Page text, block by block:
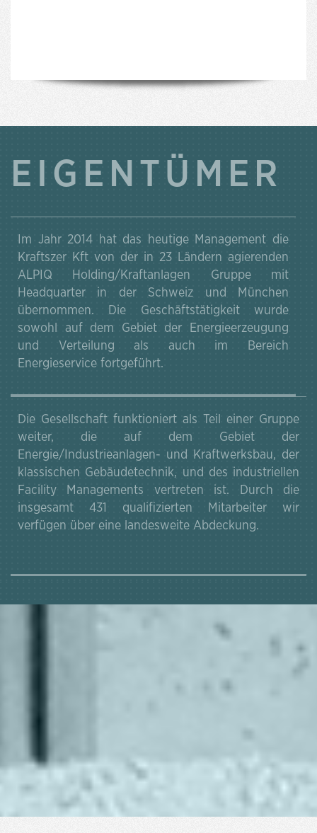
EIGENTÜMER
Im Jahr 2014 hat das heutige Management die
Kraftszer Kft von der in 23 Ländern agierenden
ALPIQ Holding/Kraftanlagen Gruppe mit
Headquarter in der Schweiz und München
übernommen. Die Geschäftstätigkeit wurde
sowohl auf dem Gebiet der Energieerzeugung
und Verteilung als auch im Bereich
Energieservice fortgeführt.
Die Gesellschaft funktioniert als Teil einer Gruppe
weiter, die auf dem Gebiet der
Energie/Industrieanlagen- und Kraftwerksbau, der
klassischen Gebäudetechnik, und des industriellen
Facility Managements vertreten ist. Durch die
insgesamt 431 qualifizierten Mitarbeiter wir
verfügen über eine landesweite Abdeckung.